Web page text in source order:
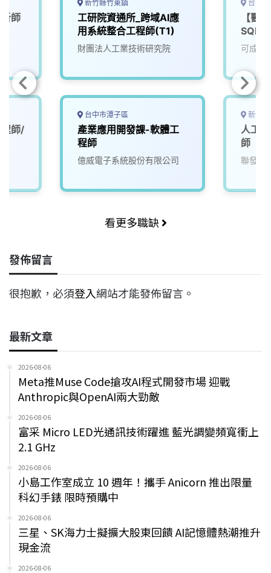
師
師/
新竹縣竹東鎮
工研院資通所_跨域AI應
用系統整合工程師(T1)
財團法人工業技術研究院
台中市潭子區
產業應用開發課-軟體工
程師
億威電子系統股份有限公司
台南
【醫
SQE
可成科
新竹
人工
師
聯發科
看更多職缺
發佈留言
很抱歉，必須登入網站才能發佈留言。
最新文章
2026-08-06
Meta推Muse Code搶攻AI程式開發市場 迎戰
Anthropic與OpenAI兩大勁敵
2026-08-06
富采 Micro LED光通訊技術躍進 藍光調變頻寬衝上
2.1 GHz
2026-08-06
小島工作室成立 10 週年！攜手 Anicorn 推出限量
科幻手錶 限時預購中
2026-08-06
三星、SK海力士擬擴大股東回饋 AI記憶體熱潮推升
現金流
2026-08-06